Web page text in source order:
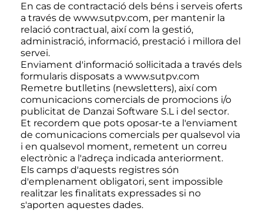
En cas de contractació dels béns i serveis oferts
a través de www.sutpv.com, per mantenir la
relació contractual, així com la gestió,
administració, informació, prestació i millora del
servei.
Enviament d'informació sol·licitada a través dels
formularis disposats a www.sutpv.com
Remetre butlletins (newsletters), així com
comunicacions comercials de promocions i/o
publicitat de Danzai Software S.L i del sector.
Et recordem que pots oposar-te a l'enviament
de comunicacions comercials per qualsevol via
i en qualsevol moment, remetent un correu
electrònic a l'adreça indicada anteriorment.
Els camps d'aquests registres són
d'emplenament obligatori, sent impossible
realitzar les finalitats expressades si no
s'aporten aquestes dades.